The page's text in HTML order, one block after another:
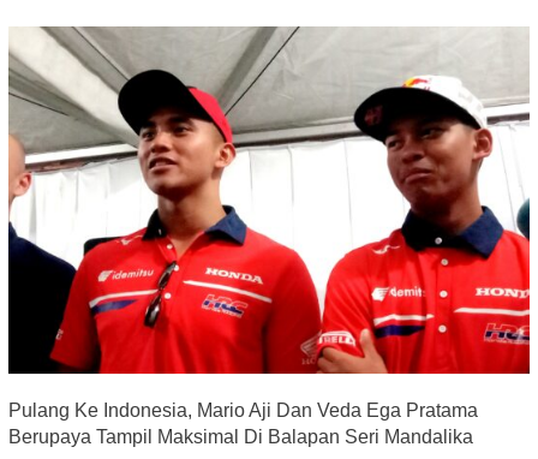
Pulang Ke Indonesia, Mario Aji Dan Veda Ega Pratama
Berupaya Tampil Maksimal Di Balapan Seri Mandalika